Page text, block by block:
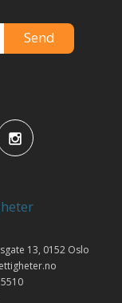
13, 0152 Oslo